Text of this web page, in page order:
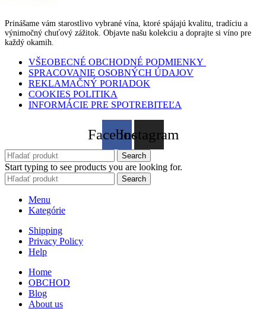
Prinášame vám starostlivo vybrané vína, ktoré spájajú kvalitu, tradíciu a
výnimočný chuťový zážitok. Objavte našu kolekciu a doprajte si víno pre
každý okamih.
VŠEOBECNÉ OBCHODNÉ PODMIENKY
SPRACOVANIE OSOBNÝCH ÚDAJOV
REKLAMAČNÝ PORIADOK
COOKIES POLITIKA
INFORMÁCIE PRE SPOTREBITEĽA
FacebookInstagram
Search
Start typing to see products you are looking for.
Search
Menu
Kategórie
Shipping
Privacy Policy
Help
Home
OBCHOD
Blog
About us